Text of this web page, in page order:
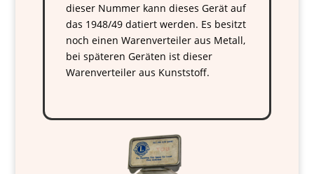
dieser Nummer kann dieses Gerät auf
das 1948/49 datiert werden. Es besitzt
noch einen Warenverteiler aus Metall,
bei späteren Geräten ist dieser
Warenverteiler aus Kunststoff.